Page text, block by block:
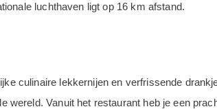
luchthaven ligt op 16 km afstand.
culinaire lekkernijen en verfrissende
Vanuit het restaurant heb je een